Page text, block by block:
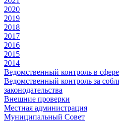
2020
2019
2018
2017
2016
2015
2014
Ведомственный контроль в
Ведомственный контроль за
законодательства
Внешние проверки
Местная администрация
Муниципальный Совет